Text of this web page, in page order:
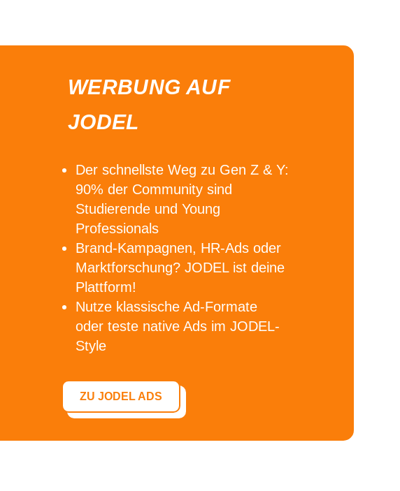
WERBUNG AUF
JODEL
Derschnellste Weg zu Gen Z & Y:
90% der Community sind
Studierende und Young
Professionals
Brand-Kampagnen, HR-Ads oder
Marktforschung?JODEL ist deine
Plattform!
Nutze klassische Ad-Formate
oder teste native Ads im JODEL-
Style
ZU JODEL ADS